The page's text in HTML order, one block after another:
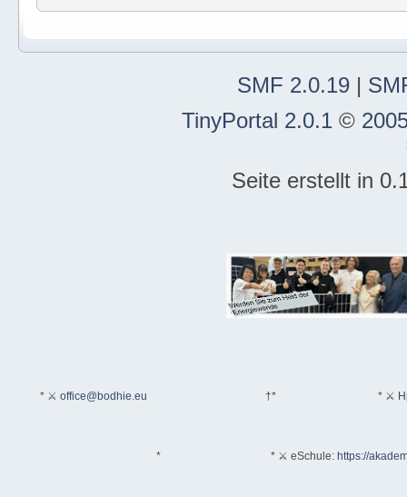
SMF 2.0.19|
TinyPortal 2.0.1©
Seite erstellt in
* ⚔ office@bodhie.eu †* * ⚔
* * ⚔ eSchule: https://